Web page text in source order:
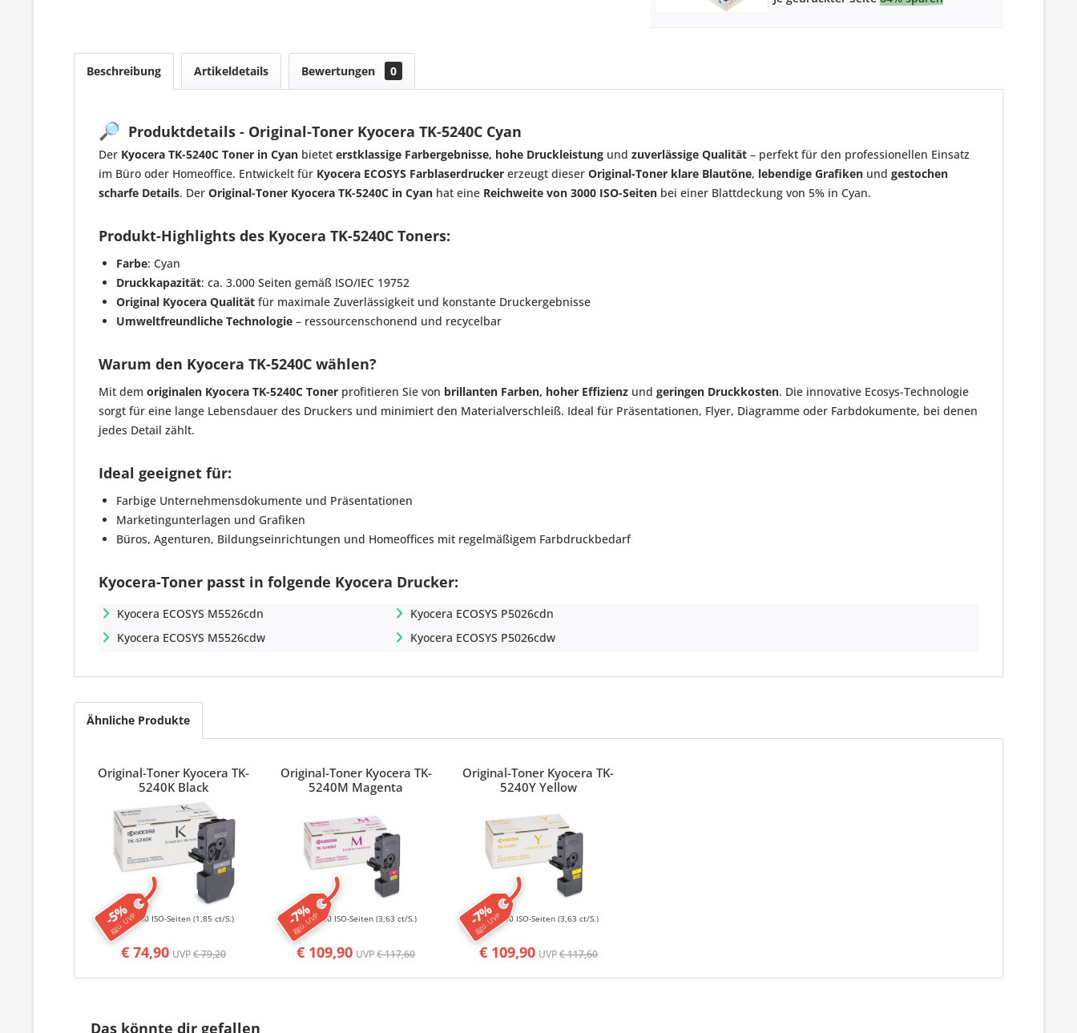
Beschreibung Artikeldetails Bewertungen 0
🔎 Produktdetails - Original-Toner Kyocera TK-5240C Cyan
Der Kyocera TK-5240C Toner in Cyan bietet erstklassige Farbergebnisse, hohe Druckleistung und zuverlässige Qualität – perfekt für den professionellen Einsatz
im Büro oder Homeoffice. Entwickelt für Kyocera ECOSYS Farblaserdrucker erzeugt dieser Original-Toner klare Blautöne, lebendige Grafiken und gestochen
scharfe Details. Der Original-Toner Kyocera TK-5240C in Cyan hat eine Reichweite von 3000 ISO-Seiten bei einer Blattdeckung von 5% in Cyan.
Produkt-Highlights des Kyocera TK-5240C Toners:
Farbe: Cyan
Druckkapazität: ca. 3.000 Seiten gemäß ISO/IEC 19752
Original Kyocera Qualität für maximale Zuverlässigkeit und konstante Druckergebnisse
Umweltfreundliche Technologie – ressourcenschonend und recycelbar
Warum den Kyocera TK-5240C wählen?
Mit dem originalen Kyocera TK-5240C Toner profitieren Sie von brillanten Farben, hoher Effizienz und geringen Druckkosten. Die innovative Ecosys-Technologie
sorgt für eine lange Lebensdauer des Druckers und minimiert den Materialverschleiß. Ideal für Präsentationen, Flyer, Diagramme oder Farbdokumente, bei denen
jedes Detail zählt.
Ideal geeignet für:
Farbige Unternehmensdokumente und Präsentationen
Marketingunterlagen und Grafiken
Büros, Agenturen, Bildungseinrichtungen und Homeoffices mit regelmäßigem Farbdruckbedarf
Kyocera-Toner passt in folgende Kyocera Drucker:
Kyocera ECOSYS M5526cdn
Kyocera ECOSYS M5526cdw
Kyocera ECOSYS P5026cdn
Kyocera ECOSYS P5026cdw
Ähnliche Produkte
-5%
ggü. UVP
Original-Toner Kyocera TK-
5240K Black
€ 74,90 UVP€ 79,20
4000 ISO-Seiten(1,85 ct/S.) -7%
ggü. UVP
Original-Toner Kyocera TK-
5240M Magenta
€ 109,90 UVP€ 117,60
3000 ISO-Seiten (3,63 ct/S.) -7%
ggü. UVP
Original-Toner Kyocera TK-
5240Y Yellow
€ 109,90 UVP€ 117,60
3000 ISO-Seiten(3,63 ct/S.)
Das könnte dir gefallen